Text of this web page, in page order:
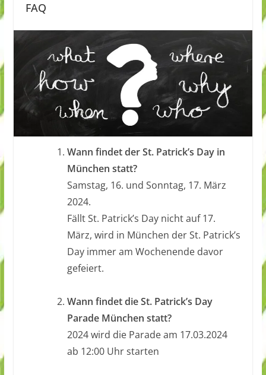
FAQ
Wann findet der St. Patrick’s Day in
München statt?
Samstag, 16. und Sonntag, 17. März
2024.
Fällt St. Patrick’s Day nicht auf 17.
März, wird in München der St. Patrick’s
Day immer am Wochenende davor
gefeiert.
Wann findet die St. Patrick’s Day
Parade München statt?
2024 wird die Parade am 17.03.2024
ab 12:00 Uhr starten